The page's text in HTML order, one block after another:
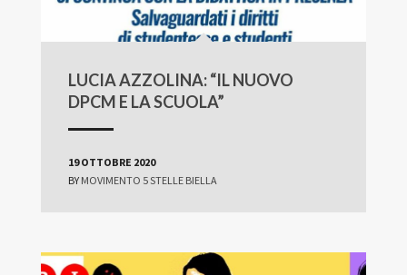
LUCIA AZZOLINA: “IL NUOVO
DPCM E LA SCUOLA”
19 OTTOBRE 2020
BY MOVIMENTO 5 STELLE BIELLA